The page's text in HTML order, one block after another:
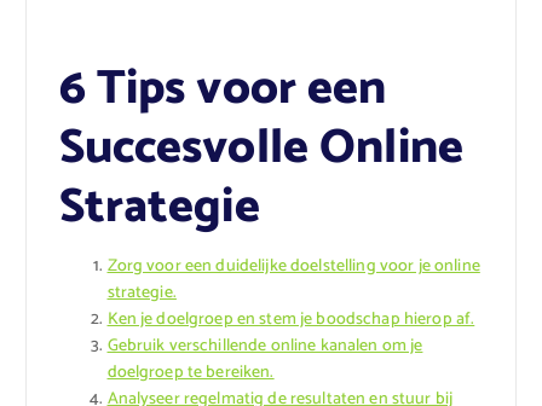
6 Tips voor een
Succesvolle Online
Strategie
Zorg voor een duidelijke doelstelling voor je online
strategie.
Ken je doelgroep en stem je boodschap hierop af.
Gebruik verschillende online kanalen om je
doelgroep te bereiken.
Analyseer regelmatig de resultaten en stuur bij